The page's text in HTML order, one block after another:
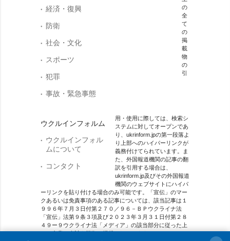
経済・復興
防衛
社会・文化
スポーツ
犯罪
事故・緊急事態
ウクルインフォルム
ウクルインフォル
ムについて
コンタクト
の
全
て
の
掲
載
物
の
引
用・使用に際しては、検索シ
ステムに対してオープンであ
り、ukrinform.jpの第一段落よ
り上部へのハイパーリンクが
義務付けてられています。ま
た、外国報道機関の記事の翻
訳を引用する場合は、
ukrinform.jp及びその外国報道
機関のウェブサイトにハイパ
ーリンクを貼り付ける場合のみ可能です。「宣伝」のマー
クあるいは免責事項のある記事については、該当記事は１
９９６年７月３日付第２７０／９６－ＢＰウクライナ法
「宣伝」法第９条３項及び２０２３年３月３１日付第２８
４９ー９ウクライナ法「メディア」の該当部分に従った上
で、合意／会計を根拠に掲載されています。